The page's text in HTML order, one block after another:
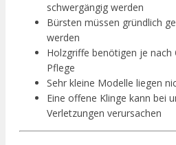
schwergängig werden
Bürsten müssen gründlich
werden
Holzgriffe benötigen je nach
Pflege
Sehr kleine Modelle liegen
Eine offene Klinge kann bei
Verletzungen verursachen